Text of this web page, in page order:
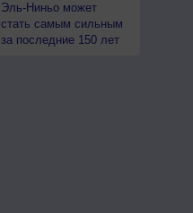
Эль-Ниньо может
стать самым сильным
за последние 150 лет